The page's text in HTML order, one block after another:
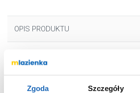
Zgoda Szczegóły
OPIS PRODUKTU